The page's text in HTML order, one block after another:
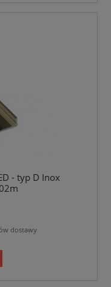
- typ D Inox
dostawy